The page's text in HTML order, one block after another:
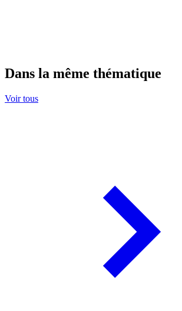
Dans la même thématique
Voir tous